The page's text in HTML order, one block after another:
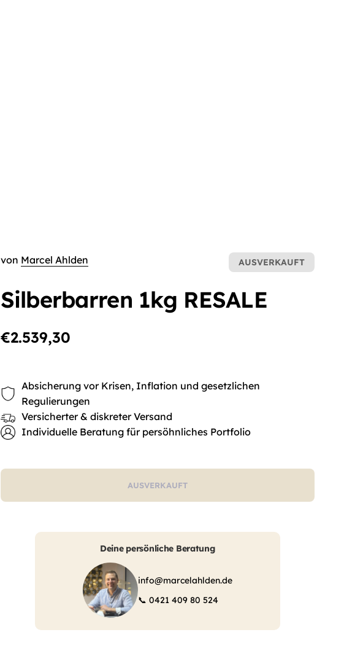
von Marcel Ahlden
Silberbarren 1kg RESALE
AUSVERKAUFT
€2.539,30
Absicherung vor Krisen, Inflation und gesetzlichen
Regulierungen
Versicherter & diskreter Versand
Individuelle Beratung für persöhnliches Portfolio
AUSVERKAUFT
Deine persönliche Beratung
info@marcelahlden.de
📞 0421 409 80 524